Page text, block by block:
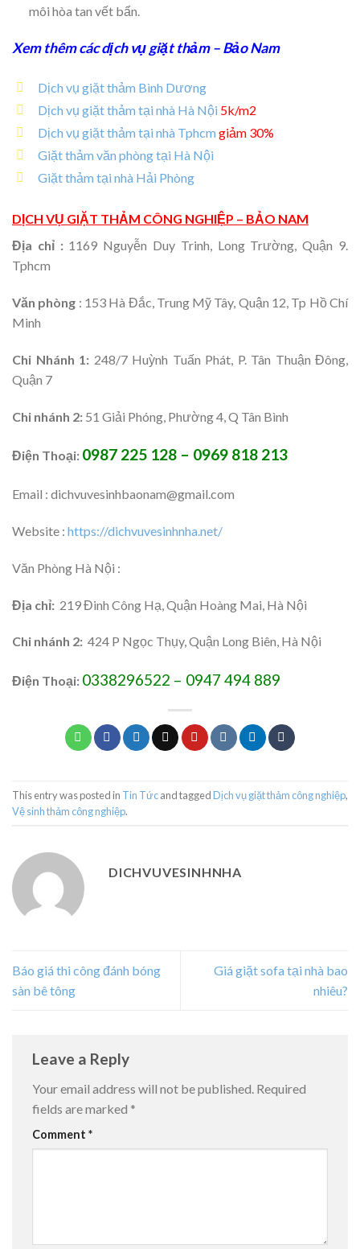
môi hòa tan vết bẩn.
Xem thêm các dịch vụ giặt thảm – Bảo Nam
Dịch vụ giặt thảm Bình Dương
Dịch vụ giặt thảm tại nhà Hà Nội 5k/m2
Dịch vụ giặt thảm tại nhà Tphcm giảm 30%
Giặt thảm văn phòng tại Hà Nội
Giặt thảm tại nhà Hải Phòng
DỊCH VỤ GIẶT THẢM CÔNG NGHIỆP – BẢO NAM
Địa chỉ :1169 Nguyễn Duy Trinh, Long Trường, Quận 9.
Tphcm
Văn phòng : 153 Hà Đắc, Trung Mỹ Tây, Quận 12, Tp Hồ Chí
Minh
Chi Nhánh 1: 248/7 Huỳnh Tuấn Phát, P. Tân Thuận Đông,
Quận 7
Chi nhánh 2: 51 Giải Phóng, Phường 4, Q Tân Bình
Điện Thoại: 0987 225 128 – 0969 818 213
Email : dichvuvesinhbaonam@gmail.com
Website : https://dichvuvesinhnha.net/
Văn Phòng Hà Nội :
Địa chỉ: 219 Đinh Công Hạ, Quận Hoàng Mai, Hà Nội
Chi nhánh 2: 424 P Ngọc Thụy, Quận Long Biên, Hà Nội
Điện Thoại: 0338296522 – 0947 494 889
This entry was posted in Tin Tứcand taggedDịch vụ giặt thảm công nghiệp,
Vệ sinh thảm công nghiệp.
DICHVUVESINHNHA
Báo giá thi công đánh bóng
sàn bê tông
Giá giặt sofa tại nhà bao
nhiêu?
Leave a Reply
Your email address will not be published. Required
fields are marked *
Comment *